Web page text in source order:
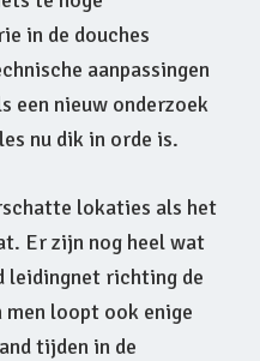
in de douches
aanpassingen
een nieuw onderzoek
nu dik in orde is.
lokaties als het
Er zijn nog heel wat
leidingnet richting de
men loopt ook enige
tijden in de